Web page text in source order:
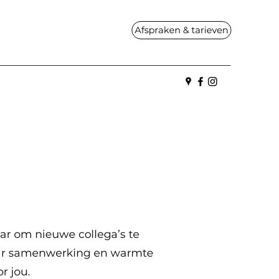
Afspraken & tarieven
om nieuwe collega’s te
samenwerking en warmte
jou.